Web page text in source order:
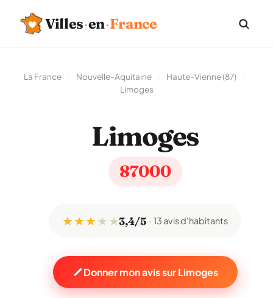
Villes·en·France
La France Nouvelle-Aquitaine Haute-Vienne (87)
Limoges
Limoges
87000
★ ★ ★★ ★3,4/5 13 avis d'habitants
Donner mon avis sur Limoges